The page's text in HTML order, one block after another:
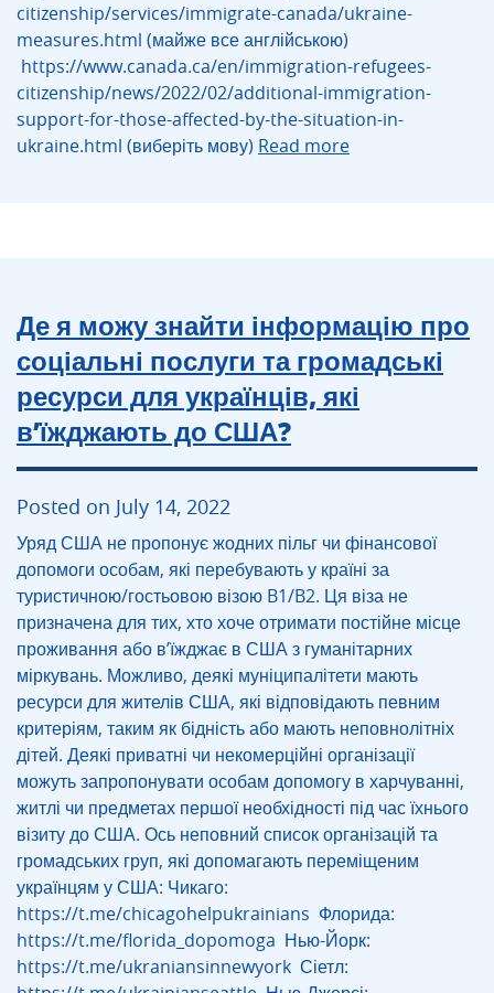
citizenship/services/immigrate-canada/ukraine-
measures.html (майже все англійською)
https://www.canada.ca/en/immigration-refugees-
citizenship/news/2022/02/additional-immigration-
support-for-those-affected-by-the-situation-in-
ukraine.html (виберіть мову) Read more
Де я можу знайти інформацію про
соціальні послуги та громадські
ресурси для українців, які
в’їжджають до США?
Posted on July 14, 2022
Уряд США не пропонує жодних пільг чи фінансової
допомоги особам, які перебувають у країні за
туристичною/гостьовою візою B1/B2. Ця віза не
призначена для тих, хто хоче отримати постійне місце
проживання або в’їжджає в США з гуманітарних
міркувань. Можливо, деякі муніципалітети мають
ресурси для жителів США, які відповідають певним
критеріям, таким як бідність або мають неповнолітніх
дітей. Деякі приватні чи некомерційні організації
можуть запропонувати особам допомогу в харчуванні,
житлі чи предметах першої необхідності під час їхнього
візиту до США. Ось неповний список організацій та
громадських груп, які допомагають переміщеним
українцям у США: Чикаго:
https://t.me/chicagohelpukrainians Флорида:
https://t.me/florida_dopomoga Нью-Йорк:
https://t.me/ukraniansinnewyork Сіетл: